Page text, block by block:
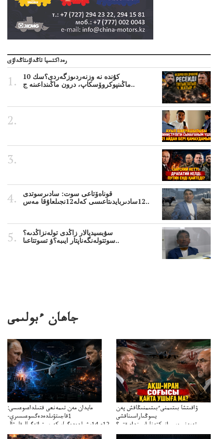
رەداكتسيا تاڭداۋىتاڭداۋى
10 كۇندە نە وزنەردىوزگەردى؟سك
ماڭىنپوكروۆسكاپ، درون ماڭىنداعىنە ج..
قوناەۆتاعى سوت: سادىرسوتدى
12سادىربايدىتاعىسى كەلە12نجىلعاۇقا مەس..
سۋبسيديالار زاڭدى تولەنزاڭدىە؟
سوتتولەنگەناپتار ايىبە؟ۋ تسوتتاعىا..
جاھان ءبولىمى
مايدان مەن تىمەنعى قتىلداعىوعىسى:
1قاجىتۋىلدەدەگسوعىسىري-
سترات12ي14ىشىلدەدەگىاسكەريستراتەگيالىقاحۋال
ۋاقىتشا بىتىمنىءبىتىمنىڭاقش پەن
يسوڭىاراسىناقشى
تەپەنىرەسيرانىكتەناراسىنداعىقتى؟
تەكەتىرەسنەلىكتەنقايتاۋشىقتى؟